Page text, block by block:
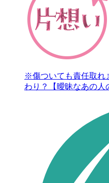
※傷ついても責任取れ
わり？【曖昧なあの人